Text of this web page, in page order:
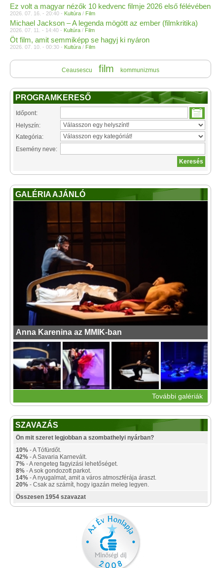
Ez volt a magyar nézők 10 kedvenc filmje 2026 első félévében
2026. 07. 16. - 20:40 - Kultúra / Film
Michael Jackson – A legenda mögött az ember (filmkritika)
2026. 07. 11. - 14:40 - Kultúra / Film
Öt film, amit semmiképp se hagyj ki nyáron
2026. 07. 10. - 00:30 - Kultúra / Film
Ceausescu film kommunizmus
PROGRAMKERESŐ
Időpont:
Helyszín:
Kategória:
Esemény neve:
GALÉRIA AJÁNLÓ
Anna Karenina az MMIK-ban
További galériák
SZAVAZÁS
Ön mit szeret legjobban a szombathelyi nyárban?
10% - A Tófürdőt.
42% - A Savaria Karnevált.
7% - A rengeteg fagyizási lehetőséget.
8% - A sok gondozott parkot.
14% - A nyugalmat, amit a város atmoszférája áraszt.
20% - Csak az számít, hogy igazán meleg legyen.
Összesen 1954 szavazat